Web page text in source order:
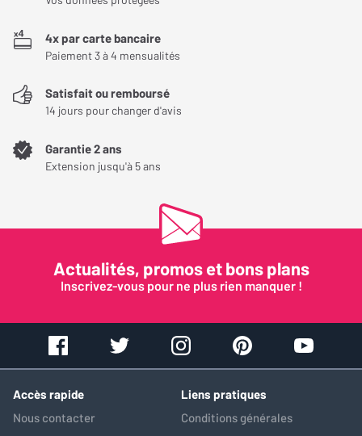
4x par carte bancaire
Paiement 3 à 4 mensualités
Satisfait ou remboursé
14 jours pour changer d'avis
Garantie 2 ans
Extension jusqu'à 5 ans
Actualités, promos et bons plans
Inscrivez-vous pour ne plus rien manquer !
Accès rapide
Nous contacter
Liens pratiques
Conditions générales